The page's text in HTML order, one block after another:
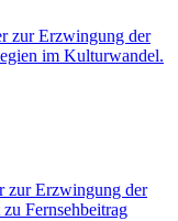
zur Erzwingung der
im Kulturwandel.
zur Erzwingung der
Fernsehbeitrag